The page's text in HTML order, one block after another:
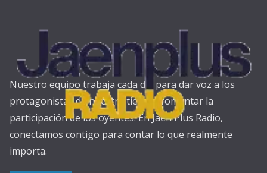
Nuestro equipo trabaja cada día para dar voz a los
protagonistas de nuestra tierra y fomentar la
participación de los oyentes. En Jaén Plus Radio,
conectamos contigo para contar lo que realmente
importa.